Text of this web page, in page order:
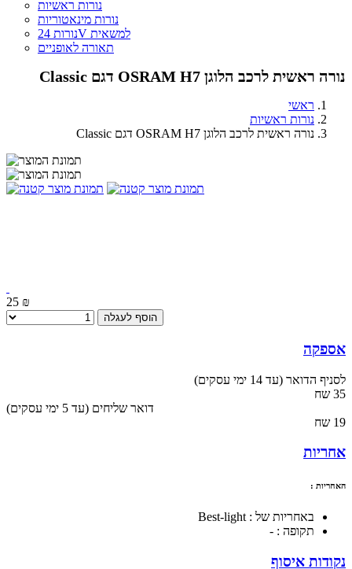
נורות ראשיות
נורות מינאטוריות
נורות 24V למשאית
תאורה לאופניים
נורה ראשית לרכב הלוגן OSRAM H7 דגם Classic
ראשי
נורות ראשיות
נורה ראשית לרכב הלוגן OSRAM H7 דגם Classic
25 ₪
הוסף לעגלה
אספקה
לסניף הדואר (עד 14 ימי עסקים)
35 שח
(עד 5 ימי עסקים) דואר שליחים
19 שח
אחריות
האחריות :
באחריות של : Best-light
תקופה : -
נקודות איסוף